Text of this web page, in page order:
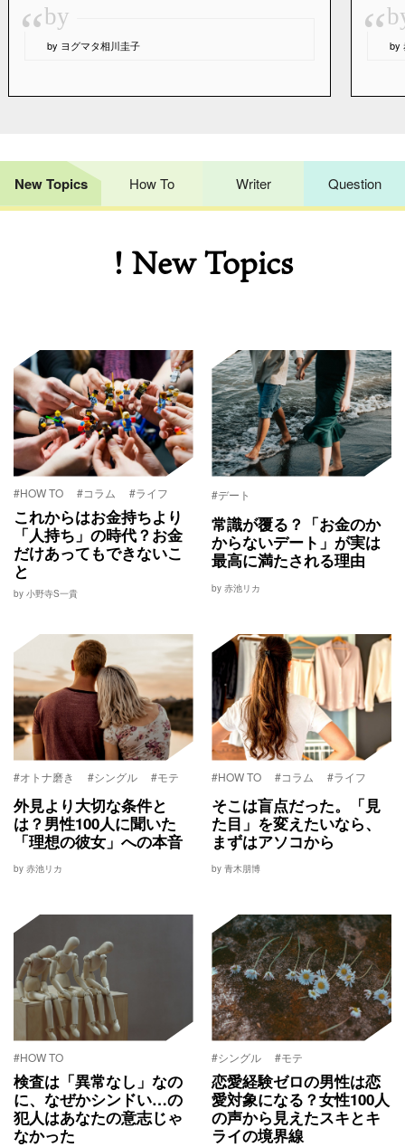
“by
by ヨグマタ相川圭子 “ by
New Topics How To Writer Question
! New Topics
#HOW TO #コラム #ライフ
これからはお金持ちより
「人持ち」の時代？お金
だけあってもできないこ
と
by 小野寺S一貴
#デート
常識が覆る？「お金のか
からないデート」が実は
最高に満たされる理由
by 赤池リカ
#オトナ磨き #シングル #モテ
外見より大切な条件と
は？男性100人に聞いた
「理想の彼女」への本音
by 赤池リカ
#HOW TO #コラム #ライフ
そこは盲点だった。「見
た目」を変えたいなら、
まずはアソコから
by 青木朋博
#HOW TO
検査は「異常なし」なの
に、なぜかシンドい…の
犯人はあなたの意志じゃ
なかった
#シングル #モテ
恋愛経験ゼロの男性は恋
愛対象になる？女性100人
の声から見えたスキとキ
ライの境界線